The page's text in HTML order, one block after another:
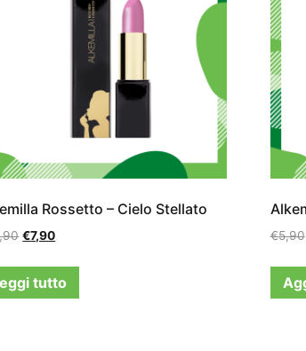
Rossetto – Cielo Stellato
€7,90
tutto
€5,90